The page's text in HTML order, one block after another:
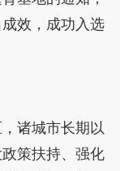
效，成功入选
诸城市长期以
策扶持、强化